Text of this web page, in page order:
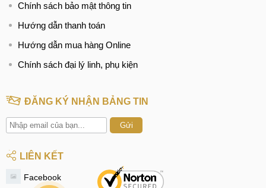
Chính sách bảo mật thông tin
Hướng dẫn thanh toán
Hướng dẫn mua hàng Online
Chính sách đại lý linh, phụ kiện
ĐĂNG KÝ NHẬN BẢNG TIN
Gửi
LIÊN KẾT
Facebook